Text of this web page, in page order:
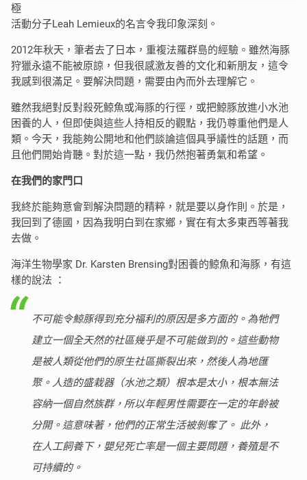
極
活動分子Leah Lemieux的名言令我印象深刻。
2012年秋天，筆者去了日本，重複法羅群島的經驗。雖然海豚
狩獵永遠不能被原諒，但我很感激友善的文化和新朋友，這令
我感到很滿足。要解決問題，需要由內而外去理解它。
雖然我絕對反對殺死鯨魚或海豚的行徑，或把鯨豚放進小水池
困養的人，但即使與這些人持相反的觀點，我仍尊重他們是人
類。今天，我能夠公開地和他們談論這個具爭議性的話題，而
且他們開始肯聽。對於這一點，我仍然抱著勇氣和希望。
在我們的家門口
我終於能夠意會到解決問題的精粹，就是要以身作則。於是，
我回到了德國，因為我明白到在家鄉，實在有太多東西等著我
去做。
海洋生物學家 Dr. Karsten Brensing對困養的鯨魚和海豚，有這
樣的說法 ：
不可能令鯨豚得到充分福利的原因是多方面的。為牠們
建立一個全天然的社區幾乎是不可能做到的。這些動物
是被人類從他們的原生社區撕裂出來，然後人為地匯
聚。人造的盛栽器（水池之類）根本是太小，根本無法
容納一個自然族群，所以年輕男性需要在一定的年齡被
分開。這意味著，他們的正常生活被剝奪了。 此外，
在人工飼養下，嬰兒死亡率是一個主要問題，養殖是不
可持續的。